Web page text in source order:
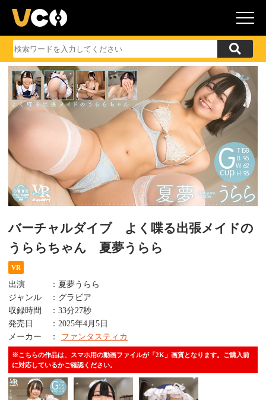
バーチャルダイブ よく喋る出張メイドの
うららちゃん 夏夢うらら
VR
出演 ： 夏夢うらら
ジャンル
： グラビア
収録時間
： 33分27秒
発売日
： 2025年4月5日
メーカー
： ファンタスティカ
※こちらの作品は、スマホ用の動画ファイルが「2K」画質となります。ご購入前
に対応しているかご確認ください。